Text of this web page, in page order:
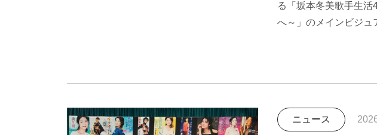
る「坂本冬美歌手生活
へ～」のメインビジ
ニュース